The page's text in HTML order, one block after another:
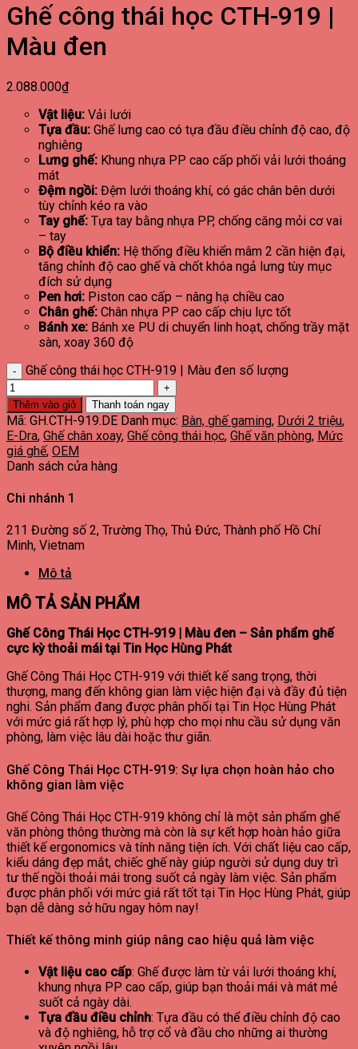
Ghế công thái học CTH-919 |
Màu đen
2.088.000₫
Vật liệu: Vải lưới
Tựa đầu: Ghế lưng cao có tựa đầu điều chỉnh độ cao, độ
nghiêng
Lưng ghế: Khung nhựa PP cao cấp phối vải lưới thoáng
mát
Đệm ngồi: Đệm lưới thoáng khí, có gác chân bên dưới
tùy chỉnh kéo ra vào
Tay ghế: Tựa tay bằng nhựa PP, chống căng mỏi cơ vai
– tay
Bộ điều khiển: Hệ thống điều khiển mâm 2 cần hiện đại,
tăng chỉnh độ cao ghế và chốt khóa ngả lưng tùy mục
đích sử dụng
Pen hơi: Piston cao cấp – nâng hạ chiều cao
Chân ghế: Chân nhựa PP cao cấp chịu lực tốt
Bánh xe: Bánh xe PU di chuyển linh hoạt, chống trầy mặt
sàn, xoay 360 độ
Ghế công thái học CTH-919 | Màu đen số lượng
Thêm vào giỏ Thanh toán ngay
Mã: GH.CTH-919.DE Danh mục: Bàn, ghế gaming, Dưới 2 triệu,
E-Dra, Ghế chân xoay, Ghế công thái học, Ghế văn phòng, Mức
giá ghế, OEM
Danh sách cửa hàng
Chi nhánh 1
211 Đường số 2, Trường Thọ, Thủ Đức, Thành phố Hồ Chí
Minh, Vietnam
Mô tả
MÔ TẢ SẢN PHẨM
Ghế Công Thái Học CTH-919 | Màu đen – Sản phẩm ghế
cực kỳ thoải mái tại Tin Học Hùng Phát
Ghế Công Thái Học CTH-919 với thiết kế sang trọng, thời
thượng, mang đến không gian làm việc hiện đại và đầy đủ tiện
nghi. Sản phẩm đang được phân phối tại Tin Học Hùng Phát
với mức giá rất hợp lý, phù hợp cho mọi nhu cầu sử dụng văn
phòng, làm việc lâu dài hoặc thư giãn.
Ghế Công Thái Học CTH-919: Sự lựa chọn hoàn hảo cho
không gian làm việc
Ghế Công Thái Học CTH-919 không chỉ là một sản phẩm ghế
văn phòng thông thường mà còn là sự kết hợp hoàn hảo giữa
thiết kế ergonomics và tính năng tiện ích. Với chất liệu cao cấp,
kiểu dáng đẹp mắt, chiếc ghế này giúp người sử dụng duy trì
tư thế ngồi thoải mái trong suốt cả ngày làm việc. Sản phẩm
được phân phối với mức giá rất tốt tại Tin Học Hùng Phát, giúp
bạn dễ dàng sở hữu ngay hôm nay!
Thiết kế thông minh giúp nâng cao hiệu quả làm việc
Vật liệu cao cấp: Ghế được làm từ vải lưới thoáng khí,
khung nhựa PP cao cấp, giúp bạn thoải mái và mát mẻ
suốt cả ngày dài.
Tựa đầu điều chỉnh: Tựa đầu có thể điều chỉnh độ cao
và độ nghiêng, hỗ trợ cổ và đầu cho những ai thường